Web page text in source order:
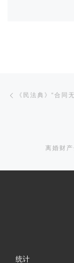
《民法典》“合同
离婚财
统计